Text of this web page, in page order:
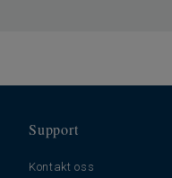
Support
Kontakt oss